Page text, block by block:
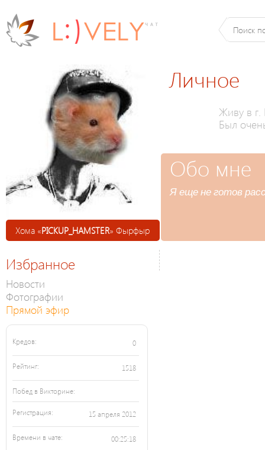
Хома «PICKUP_HAMSTER» Фырфыр
Личное
Живу в г.
Был
Обо мне
Я еще не готов
Избранное
Новости
Фотографии
Прямой эфир
Кредов: 0
Рейтинг: 1518
Побед в Викторине:
Регистрация: 15 апреля 2012
Времени в чате: 00:25:18